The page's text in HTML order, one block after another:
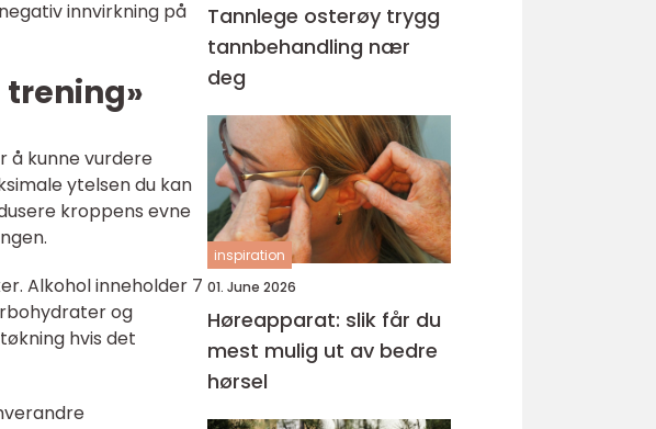
innvirkning på
å kunne vurdere
ytelsen du kan
kroppens evne
Alkohol inneholder 7
og
hvis det
Tannlege osterøy trygg
tannbehandling nær
deg
inspiration
01. June 2026
Høreapparat: slik får du
mest mulig ut av bedre
hørsel